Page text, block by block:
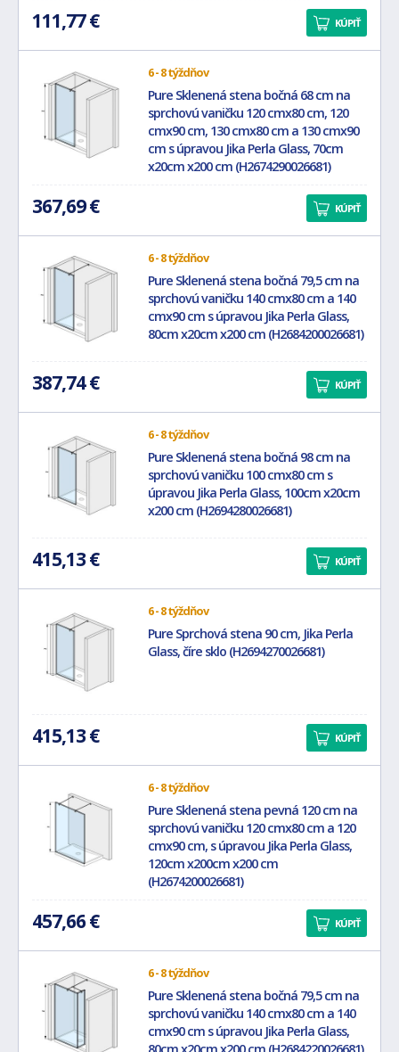
111,77 € KÚPIŤ
6 - 8 týždňov
Pure Sklenená stena bočná 68 cm na
sprchovú vaničku 120 cmx80 cm, 120
cmx90 cm, 130 cmx80 cm a 130 cmx90
cm s úpravou Jika Perla Glass, 70cm
x20cm x200 cm (H2674290026681)
367,69 € KÚPIŤ
6 - 8 týždňov
Pure Sklenená stena bočná 79,5 cm na
sprchovú vaničku 140 cmx80 cm a 140
cmx90 cm s úpravou Jika Perla Glass,
80cm x20cm x200 cm (H2684200026681)
387,74 € KÚPIŤ
6 - 8 týždňov
Pure Sklenená stena bočná 98 cm na
sprchovú vaničku 100 cmx80 cm s
úpravou Jika Perla Glass, 100cm x20cm
x200 cm (H2694280026681)
415,13 € KÚPIŤ
6 - 8 týždňov
Pure Sprchová stena 90 cm, Jika Perla
Glass, číre sklo (H2694270026681)
415,13 € KÚPIŤ
6 - 8 týždňov
Pure Sklenená stena pevná 120 cm na
sprchovú vaničku 120 cmx80 cm a 120
cmx90 cm, s úpravou Jika Perla Glass,
120cm x200cm x200 cm
(H2674200026681)
457,66 € KÚPIŤ
6 - 8 týždňov
Pure Sklenená stena bočná 79,5 cm na
sprchovú vaničku 140 cmx80 cm a 140
cmx90 cm s úpravou Jika Perla Glass,